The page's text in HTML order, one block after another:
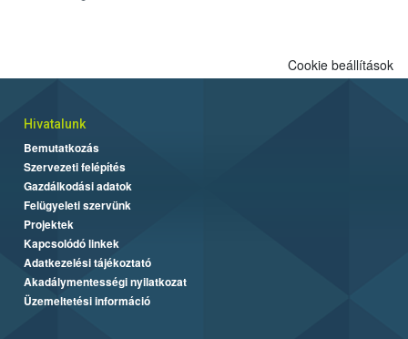
Cookie beállítások
Hivatalunk
Bemutatkozás
Szervezeti felépítés
Gazdálkodási adatok
Felügyeleti szervünk
Projektek
Kapcsolódó linkek
Adatkezelési tájékoztató
Akadálymentességi nyilatkozat
Üzemeltetési információ